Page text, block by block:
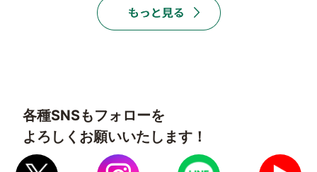
各種SNSもフォローを
よろしくお願いいたします！